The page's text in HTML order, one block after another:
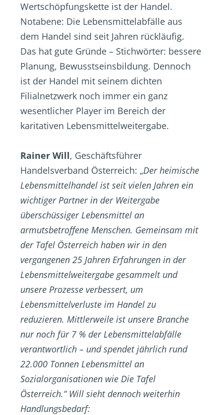
Wertschöpfungskette ist der Handel.
Notabene: Die Lebensmittelabfälle aus
dem Handel sind seit Jahren rückläufig.
Das hat gute Gründe – Stichwörter: bessere
Planung, Bewusstseinsbildung. Dennoch
ist der Handel mit seinem dichten
Filialnetzwerk noch immer ein ganz
wesentlicher Player im Bereich der
karitativen Lebensmittelweitergabe.
Rainer Will, Geschäftsführer
Handelsverband Österreich: „Der heimische
Lebensmittelhandel ist seit vielen Jahren ein
wichtiger Partner in der Weitergabe
überschüssiger Lebensmittel an
armutsbetroffene Menschen. Gemeinsam mit
der Tafel Österreich haben wir in den
vergangenen 25 Jahren Erfahrungen in der
Lebensmittelweitergabe gesammelt und
unsere Prozesse verbessert, um
Lebensmittelverluste im Handel zu
reduzieren. Mittlerweile ist unsere Branche
nur noch für 7 % der Lebensmittelabfälle
verantwortlich – und spendet jährlich rund
22.000 Tonnen Lebensmittel an
Sozialorganisationen wie Die Tafel
Österreich.“ Will sieht dennoch weiterhin
Handlungsbedarf: